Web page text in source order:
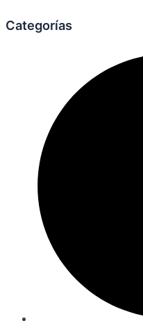
Categorías